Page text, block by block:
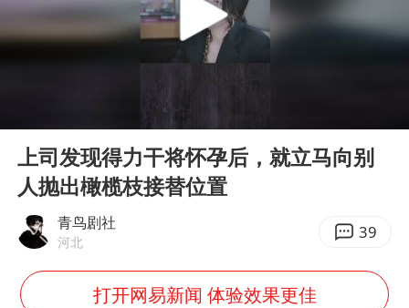
因凡蒂诺首次公开道歉
儿子举报父亲伪造证件为私生子落户
“梅姨”准确年龄仍未知
南昌一规划馆现“阴间座椅”字样
李嫣近照曝光
Play
上司发现得力干将怀孕后，就立马向别
人抛出橄榄枝接替位置
青鸟剧社
河北 39
打开网易新闻 体验效果更佳